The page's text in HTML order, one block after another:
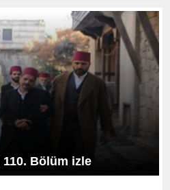
Bölüm izle